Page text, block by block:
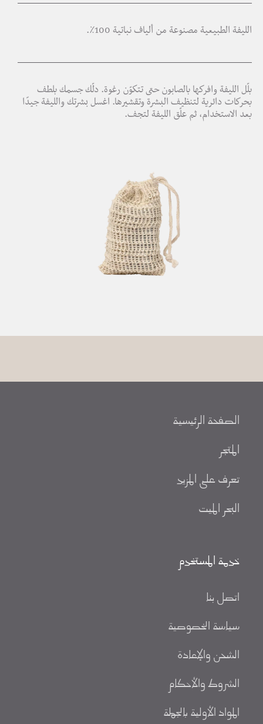
الليفة الطبيعية مصنوعة من ألياف نباتية 100٪.
بلّل الليفة وافركها بالصابون حتى تتكوّن رغوة. دلّك جسمك بلطف
بحركات دائرية لتنظيف البشرة وتقشيرها. اغسل بشرتك والليفة جيدًا
بعد الاستخدام، ثم علّق الليفة لتجف.
الصفحة الرئيسية
المتجر
تعرف على المزيد
البحر الميت
خدمة المستخدم
اتصل بنا
سياسة الخصوصية
الشحن والإعادة
الشروط والأحكام
المواد الأولية بالجملة